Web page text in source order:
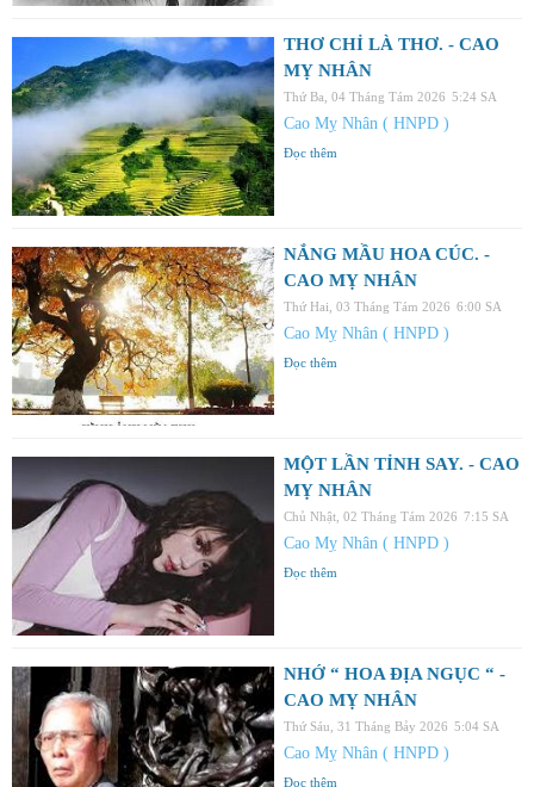
THƠ CHỈ LÀ THƠ. - CAO
MỴ NHÂN
Thứ Ba, 04 Tháng Tám 2026 5:24 SA
Cao Mỵ Nhân ( HNPD )
Đọc thêm
NẮNG MẦU HOA CÚC. -
CAO MỴ NHÂN
Thứ Hai, 03 Tháng Tám 2026 6:00 SA
Cao Mỵ Nhân ( HNPD )
Đọc thêm
MỘT LẦN TỈNH SAY. - CAO
MỴ NHÂN
Chủ Nhật, 02 Tháng Tám 2026 7:15 SA
Cao Mỵ Nhân ( HNPD )
Đọc thêm
NHỚ “ HOA ĐỊA NGỤC “ -
CAO MỴ NHÂN
Thứ Sáu, 31 Tháng Bảy 2026 5:04 SA
Cao Mỵ Nhân ( HNPD )
Đọc thêm